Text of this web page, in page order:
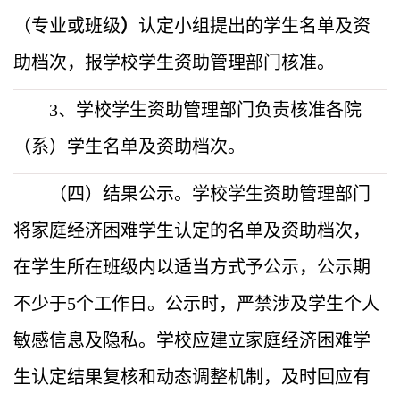
（专业或班级） 认定小组提出的学生名单及资
助档次，报学校学生资助管理部门核准。
3、学校学生资助管理部门负责核准各院
（系）学生名单及资助档次。
（四）结果公示。学校学生资助管理部门
将家庭经济困难学生认定的名单及资助档次，
在学生所在班级内以适当方式予公示，公示期
不少于5个工作日。公示时，严禁涉及学生个人
敏感信息及隐私。学校应建立家庭经济困难学
生认定结果复核和动态调整机制，及时回应有